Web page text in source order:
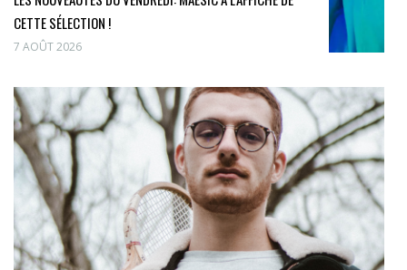
CETTE SÉLECTION !
7 AOÛT 2026